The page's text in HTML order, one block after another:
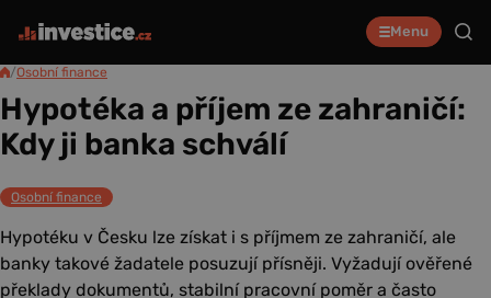
Menu
/Osobní finance
Hypotéka a příjem ze zahraničí:
Kdy ji banka schválí
Osobní finance
Hypotéku v Česku lze získat i s příjmem ze zahraničí, ale
banky takové žadatele posuzují přísněji. Vyžadují ověřené
překlady dokumentů, stabilní pracovní poměr a často